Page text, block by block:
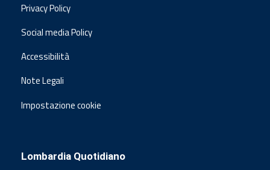
Privacy Policy
Social media Policy
Accessibilità
Note Legali
Impostazione cookie
Lombardia Quotidiano